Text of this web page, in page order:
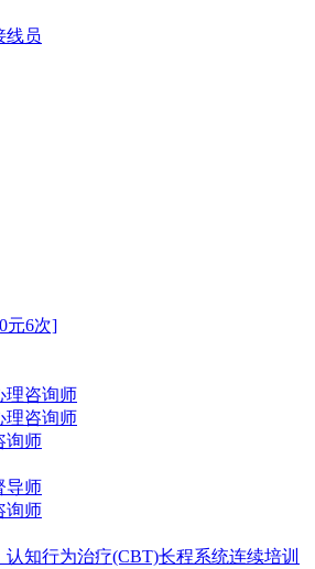
线员
元6次]
理咨询师
理咨询师
询师
导师
询师
认知行为治疗(CBT)长程系统连续培训